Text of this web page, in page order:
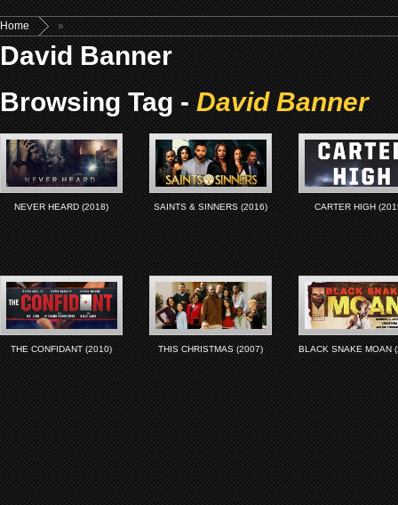
Home »
David Banner
Browsing Tag -David Banner
NEVER HEARD (2018) SAINTS & SINNERS (2016) CARTER HIGH
THE CONFIDANT (2010) THIS CHRISTMAS (2007) BLACK SNAKE MOAN